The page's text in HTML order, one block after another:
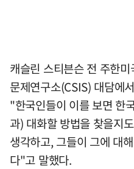
캐슬린 스티븐슨 전 주한
문제연구소(CSIS) 대담에
"한국인들이 이를 보면 한
과) 대화할 방법을 찾을지
생각하고, 그들이 그에 대
다"고 말했다.